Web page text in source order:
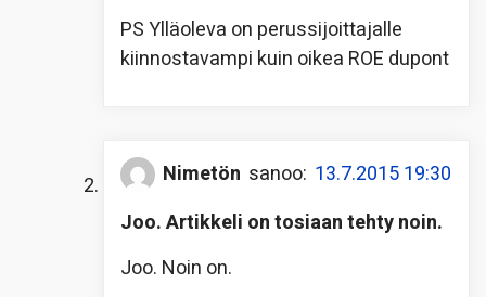
PS Ylläoleva on perussijoittajalle
kiinnostavampi kuin oikea ROE dupont
Nimetön sanoo: 13.7.2015 19:30
Joo. Artikkeli on tosiaan tehty noin.
Joo. Noin on.